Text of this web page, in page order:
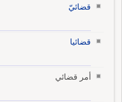
قضائيّ
قضائيا
أمر قضائي